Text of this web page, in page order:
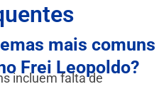
mais comuns
Frei Leopoldo?
incluem falta de